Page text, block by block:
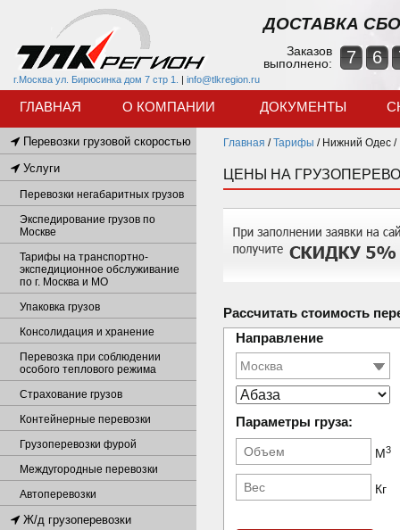
г.Москва ул. Бирюсинка дом 7 стр 1. | info@tlkregion.ru
ДОСТАВКА
Заказов
выполнено:
7 6
ГЛАВНАЯ О КОМПАНИИ ДОКУМЕНТЫ
Главная /Тарифы / Нижний Одес /
ЦЕНЫ НА
Рассчитать стоимость
Направление
Параметры груза:
М3
Кг
Перевозки грузовой скоростью
Услуги
Перевозки негабаритных грузов
Экспедирование грузов по
Москве
Тарифы на транспортно-
экспедиционное обслуживание
по г. Москва и МО
Упаковка грузов
Консолидация и хранение
Перевозка при соблюдении
особого теплового режима
Страхование грузов
Контейнерные перевозки
Грузоперевозки фурой
Междугородные перевозки
Автоперевозки
Ж/д грузоперевозки